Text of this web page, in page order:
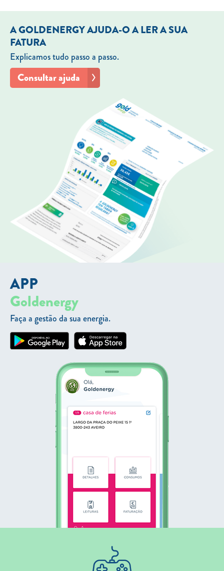
A GOLDENERGY AJUDA-O A LER A SUA
FATURA
Explicamos tudo passo a passo.
Consultar ajuda
APP
Goldenergy
Faça a gestão da sua energia.